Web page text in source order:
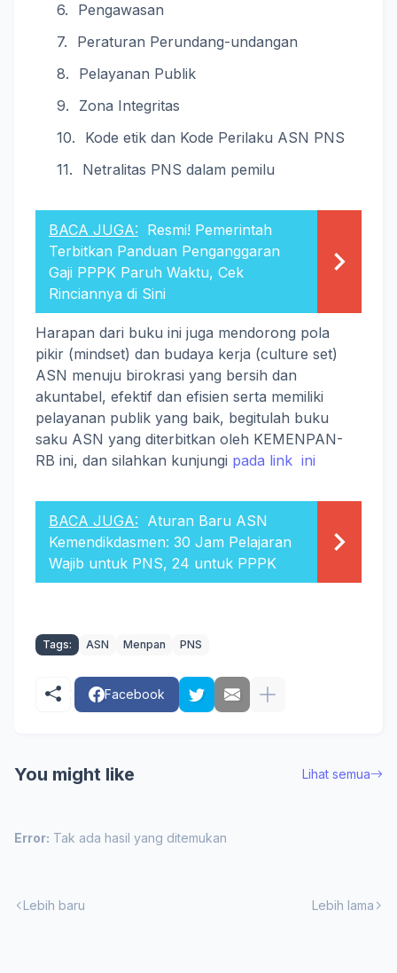
Pengawasan
Peraturan Perundang-undangan
Pelayanan Publik
Zona Integritas
Kode etik dan Kode Perilaku ASN PNS
Netralitas PNS dalam pemilu
BACA JUGA: Resmi! Pemerintah
Terbitkan Panduan Penganggaran
Gaji PPPK Paruh Waktu, Cek
Rinciannya di Sini
Harapan dari buku ini juga mendorong pola
pikir (mindset) dan budaya kerja (culture set)
ASN menuju birokrasi yang bersih dan
akuntabel, efektif dan efisien serta memiliki
pelayanan publik yang baik, begitulah buku
saku ASN yang diterbitkan oleh KEMENPAN-
RB ini, dan silahkan kunjungi pada link ini
BACA JUGA: Aturan Baru ASN
Kemendikdasmen: 30 Jam Pelajaran
Wajib untuk PNS, 24 untuk PPPK
Tags: ASN Menpan PNS
Facebook
You might like Lihat semua
Error: Tak ada hasil yang ditemukan
Lebih baru Lebih lama